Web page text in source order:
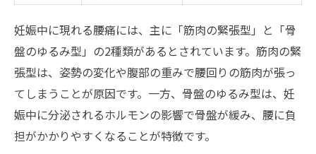
妊娠中も安心できるケアの選び方
腰痛が悪化しやすい妊婦の特徴とは
プライベート空間のメリットを活かすコツ
妊婦さんに寄り添う腰痛サポート術
整体やエステは妊娠中でも受けられるの？
妊娠中に受けられる整体・エステ対応表
妊娠中に現れる腰痛には、主に「筋肉の緊張型」と「骨
盤のゆるみ型」の2種類があるとされています。筋肉の緊
張型は、姿勢の変化や腹部の重みで腰回りの筋肉が張っ
てしまうことが原因です。一方、骨盤のゆるみ型は、妊
娠中に分泌されるホルモンの影響で骨盤が緩み、腰に負
担がかかりやすくなることが特徴です。